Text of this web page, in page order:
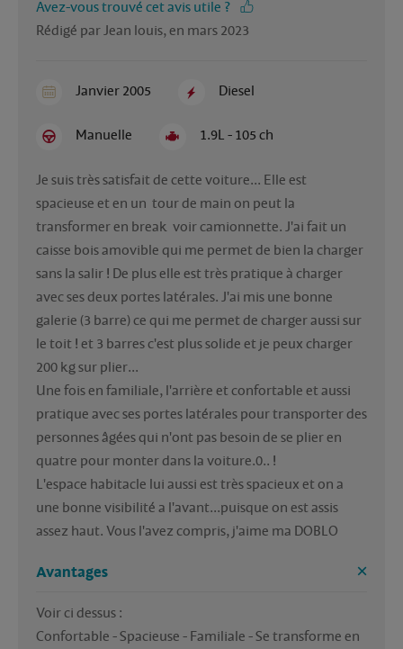
Avez-vous trouvé cet avis utile ?
Rédigé par Jean louis, en mars 2023
Janvier 2005 Diesel
Manuelle 1.9L - 105 ch
Je suis très satisfait de cette voiture... Elle est
spacieuse et en un  tour de main on peut la
transformer en break  voir camionnette. J'ai fait un
caisse bois amovible qui me permet de bien la charger
sans la salir ! De plus elle est très pratique à charger
avec ses deux portes latérales. J'ai mis une bonne
galerie (3 barre) ce qui me permet de charger aussi sur
le toit ! et 3 barres c'est plus solide et je peux charger
200 kg sur plier...
Une fois en familiale, l'arrière et confortable et aussi
pratique avec ses portes latérales pour transporter des
personnes âgées qui n'ont pas besoin de se plier en
quatre pour monter dans la voiture.0.. !
L'espace habitacle lui aussi est très spacieux et on a
une bonne visibilité a l'avant...puisque on est assis
assez haut. Vous l'avez compris, j'aime ma DOBLO
Avantages
Voir ci dessus :
Confortable - Spacieuse - Familiale - Se transforme en